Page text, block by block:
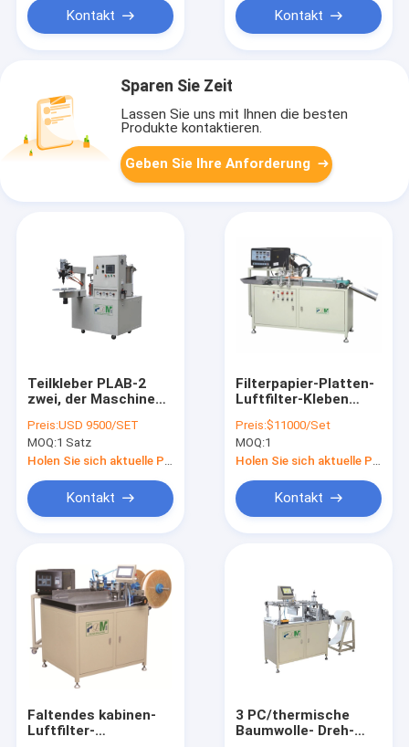
Kontakt Kontakt
Sparen Sie Zeit
Lassen Sie uns mit Ihnen die besten
Produkte kontaktieren.
Geben Sie Ihre Anforderung
Teilkleber PLAB-2
zwei, der Maschine
20pcs/Min Filter
Gluing Machine
herstellt
Preis:USD 9500/SET
MOQ:1 Satz
Kontakt
Filterpapier-Platten-
Luftfilter-Kleben
Pleating Machine
Stabilized
Preis:$11000/Set
MOQ:1
Kontakt
Faltendes kabinen-
Luftfilter-
3 PC/thermische
Baumwolle- Dreh-